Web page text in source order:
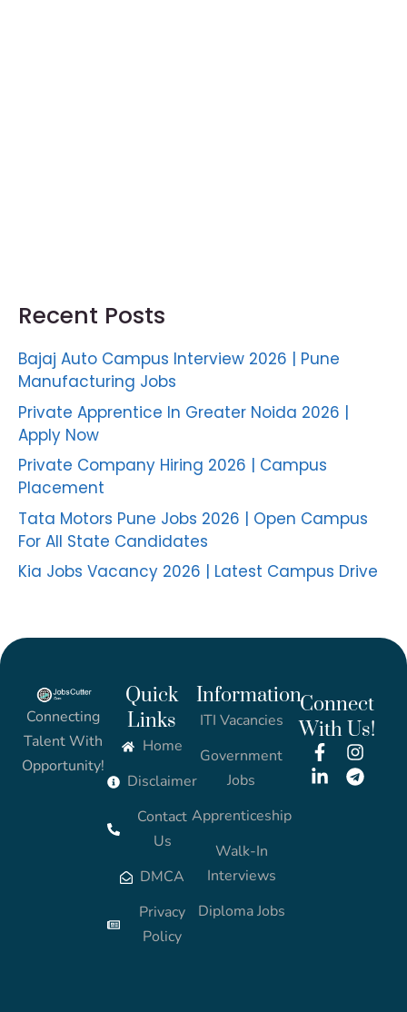
Recent Posts
Bajaj Auto Campus Interview 2026 | Pune
Manufacturing Jobs
Private Apprentice In Greater Noida 2026 |
Apply Now
Private Company Hiring 2026 | Campus
Placement
Tata Motors Pune Jobs 2026 | Open Campus
For All State Candidates
Kia Jobs Vacancy 2026 | Latest Campus Drive
Connecting
Talent With
Opportunity!
Quick
Links
Home
Disclaimer
Contact
Us
DMCA
Privacy
Policy
Information
ITI Vacancies
Government
Jobs
Apprenticeship
Walk-In
Interviews
Diploma Jobs
Connect
With Us!